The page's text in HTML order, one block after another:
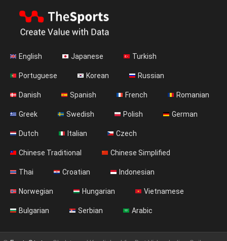
English Japanese Turkish
Portuguese Korean Russian
Danish Spanish French Romanian
Greek Swedish Polish German
Dutch Italian Czech
Chinese Traditional Chinese Simplified
Thai Croatian Indonesian
Norwegian Hungarian Vietnamese
Bulgarian Serbian Arabic